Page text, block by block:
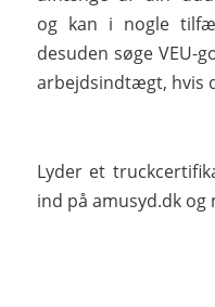
og kan i nogle
desuden søge VEU-
arbejdsindtægt, hvis
Lyder et
ind på amusyd.dk og